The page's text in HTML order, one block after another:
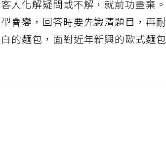
人化解疑問或不解，就前功盡棄。
會變，回答時要先識清題目，再耐
的麵包，面對近年新興的歐式麵包